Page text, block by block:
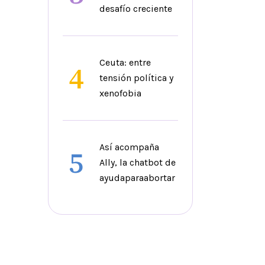
desafío creciente
4
Ceuta: entre
tensión política y
xenofobia
5
Así acompaña
Ally, la chatbot de
ayudaparaabortar